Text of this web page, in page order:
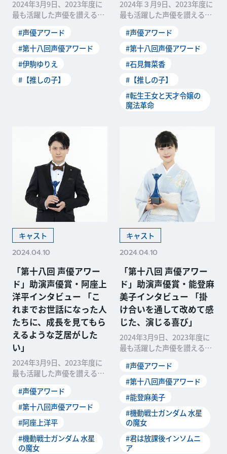
2024年3月9日、2023年度に
最も活躍した声優を讃える
受賞者が発表されました。本
稿では、新人声優賞を受賞し
ャルインタビューをお届けし
ます。 ――受賞の一...
#声優アワード
#第十八回声優アワード
#伊駒ゆりえ
#【推しの子】
2024年３月9日、2023年度に
最も活躍した声優を讃える
受賞者が発表されました。本
稿では、助演声優賞を受賞し
ャルインタビューをお届けし
ます。 ――2018年度...
#声優アワード
#第十八回声優アワード
#石見舞菜香
#【推しの子】
#転生王女と天才令嬢の
魔法革命
キャスト
2024.04.10
「第十八回 声優アワー
ド」助演声優賞・阿座上
洋平インタビュー 「こ
れまでお世話になった人
たちに、成長を見てもら
えるような芝居がした
い」
2024年3月9日、2023年度に
最も活躍した声優を讃える
受賞者が発表されました。本
稿では、助演声優賞を受賞し
ャルインタビューをお届けし
ます。 ――受賞を知...
#声優アワード
#第十八回声優アワード
#阿座上洋平
#機動戦士ガンダム 水星
の魔女
キャスト
2024.04.10
「第十八回 声優アワー
ド」助演声優賞・能登麻
美子インタビュー 「掛
け合いを通して改めて感
じた、演じる喜び」
2024年3月9日、2023年度に
最も活躍した声優を讃える
受賞者が発表されました。本
稿では、助演声優賞を受賞し
ャルインタビューをお届けし
ます。 ――受賞の一...
#声優アワード
#第十八回声優アワード
#能登麻美子
#機動戦士ガンダム 水星
の魔女
#君は放課後インソムニ
ア